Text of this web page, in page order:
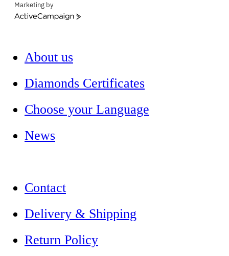
Marketing by
ActiveCampaign
About us
Diamonds Certificates
Choose your Language
News
Contact
Delivery & Shipping
Return Policy